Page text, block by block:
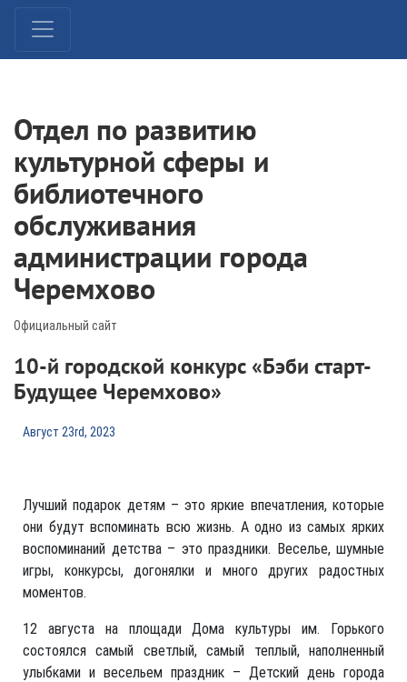
Отдел по развитию
культурной сферы и
библиотечного
обслуживания
администрации города
Черемхово
Официальный сайт
10-й городской конкурс «Бэби старт-
Будущее Черемхово»
Август 23rd, 2023
Лучший подарок детям – это яркие впечатления, которые
они будут вспоминать всю жизнь. А одно из самых ярких
воспоминаний детства – это праздники. Веселье, шумные
игры, конкурсы, догонялки и много других радостных
моментов.
12 августа на площади Дома культуры им. Горького
состоялся самый светлый, самый теплый, наполненный
улыбками и весельем праздник – Детский день города